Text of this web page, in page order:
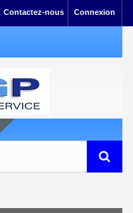
Connexion
Contactez-nous